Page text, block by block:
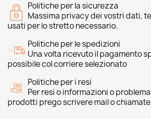
Politiche per la sicurezza
Massima privacy dei vostri dati,
usati per lo stretto necessario.
Politiche per le spedizioni
Una volta ricevuto il pagamento
possibile col corriere selezionato
Politiche per i resi
Per resi o informazioni o
prodotti prego scrivere mail o